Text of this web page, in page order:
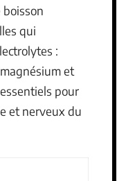
boisson
qui
:
et
pour
et nerveux du